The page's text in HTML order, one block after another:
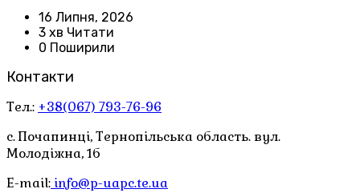
16 Липня, 2026
3 хв Читати
0 Поширили
Контакти
Тел.: +38(067) 793-76-96
с. Почапинці, Тернопільська область. вул.
Молодіжна, 1б
E-mail: info@p-uapc.te.ua